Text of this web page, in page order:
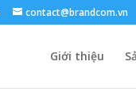
contact@brandcom.vn
Giới thiệu